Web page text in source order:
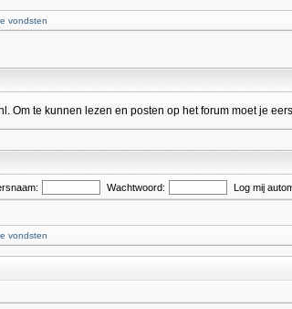
vondsten
Om te kunnen lezen en posten op het forum moet je
Wachtwoord: Log mij
vondsten